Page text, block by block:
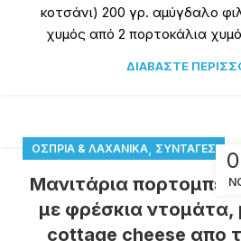
κοτσάνι) 200 γρ. αμύγδαλο
χυμός από 2 πορτοκάλια
ΔΙΑΒΆΣΤΕ
ΌΣΠΡΙΑ & ΛΑΧΑΝΙΚΆ, ΣΥΝΤΑΓΈΣ
Μανιτάρια
με φρέσκια ντομάτα,
cottage cheese απο